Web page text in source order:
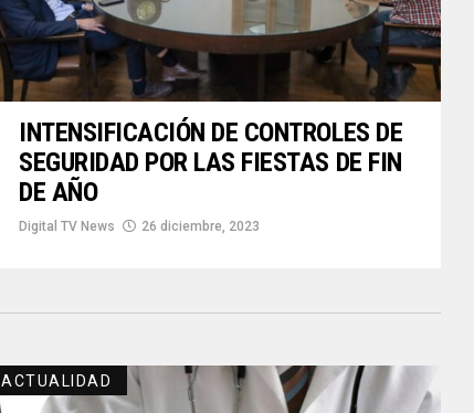
INTENSIFICACIÓN DE CONTROLES DE
SEGURIDAD POR LAS FIESTAS DE FIN
DE AÑO
Digital TV News 26 diciembre, 2023
ACTUALIDAD